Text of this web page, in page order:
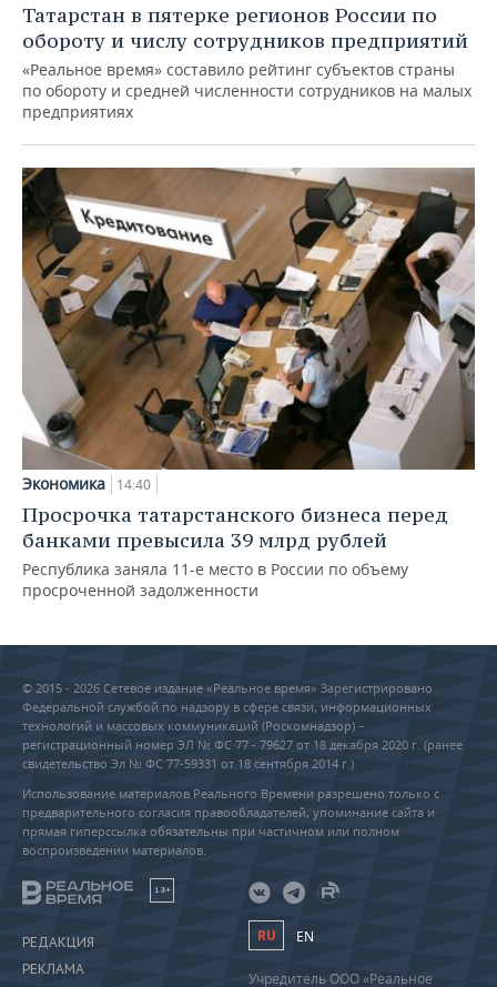
Татарстан в пятерке регионов России по
обороту и числу сотрудников предприятий
«Реальное время» составило рейтинг субъектов страны
по обороту и средней численности сотрудников на малых
предприятиях
Экономика 14:40
Просрочка татарстанского бизнеса перед
банками превысила 39 млрд рублей
Республика заняла 11-е место в России по объему
просроченной задолженности
© 2015 - 2026 Сетевое издание «Реальное время» Зарегистрировано
Федеральной службой по надзору в сфере связи, информационных
технологий и массовых коммуникаций (Роскомнадзор) –
регистрационный номер ЭЛ № ФС 77 - 79627 от 18 декабря 2020 г. (ранее
свидетельство Эл № ФС 77-59331 от 18 сентября 2014 г.)
Использование материалов Реального Времени разрешено только с
предварительного согласия правообладателей, упоминание сайта и
прямая гиперссылка обязательны при частичном или полном
воспроизведении материалов.
18+
РЕДАКЦИЯ
РЕКЛАМА
RU EN
Учредитель ООО «Реальное